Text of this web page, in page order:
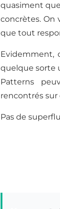
quasiment
concrètes. On
que tout
Evidemment,
quelque sorte
Patterns
rencontrés
Pas de